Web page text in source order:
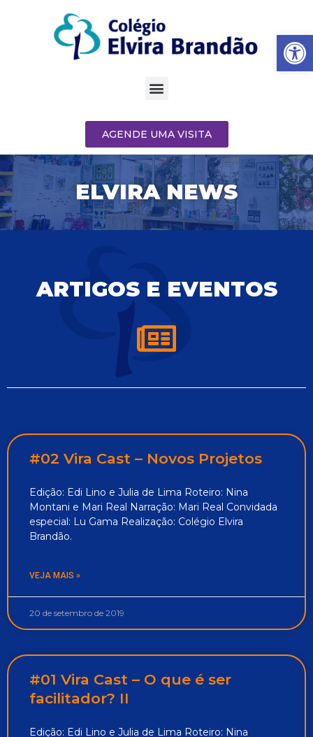
Barra de
AGENDE UMA VISITA
ELVIRA NEWS
ARTIGOS E EVENTOS
#02 Vira Cast – Novos Projetos
Edição: Edi Lino e Julia de Lima Roteiro: Nina
Montani e Mari Real Narração: Mari Real Convidada
especial: Lu Gama Realização: Colégio Elvira
Brandão.
VEJA MAIS »
20 de setembro de 2019
#01 Vira Cast – O que é ser
facilitador? II
Edição: Edi Lino e Julia de Lima Roteiro: Nina